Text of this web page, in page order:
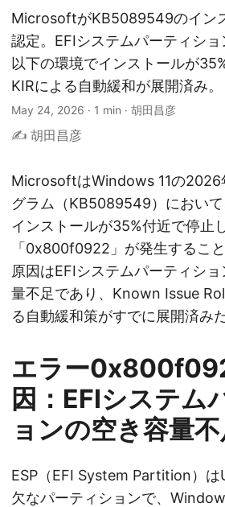
MicrosoftがKB5089549のイン
認定。EFIシステムパーティシ
以下の環境でインストールが
KIRによる自動緩和が展開済み。
May 24, 2026 · 1 min · 胡田昌彦
✍️ 胡田昌彦
MicrosoftはWindows 11の2026
グラム（KB5089549）におい
インストールが35%付近で停止
「0x800f0922」が発生するこ
原因はEFIシステムパーティシ
量不足であり、Known Issue
る自動緩和策がすでに展開済みだ
エラー
因：EFIシステム
ョンの空き容量
ESP（EFI System Partition）は
欠なパーティションで、